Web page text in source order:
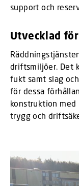
support och
Utvecklad
driftsmiljöer. Det
fukt samt slag
för dessa
konstruktion med
trygg och